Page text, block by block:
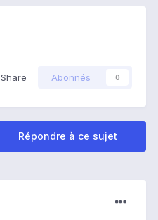
Share Abonnés 0
Répondre à ce sujet